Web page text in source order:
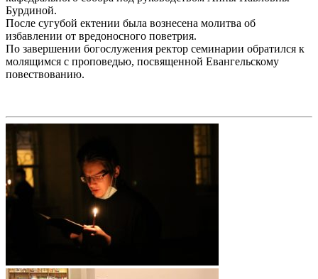
Бурдиной.
После сугубой ектении была вознесена молитва об
избавлении от вредоносного поветрия.
По завершении богослужения ректор семинарии обратился к
молящимся с проповедью, посвященной Евангельскому
повествованию.